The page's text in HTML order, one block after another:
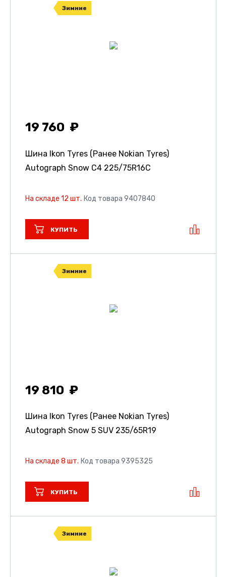
Зимние
19 760
Шина Ikon Tyres (Ранее Nokian Tyres)
Autograph Snow C4 225/75R16C
На складе 12 шт. Код товара 9407840
КУПИТЬ
Зимние
19 810
Шина Ikon Tyres (Ранее Nokian Tyres)
Autograph Snow 5 SUV 235/65R19
На складе 8 шт. Код товара 9395325
КУПИТЬ
Зимние